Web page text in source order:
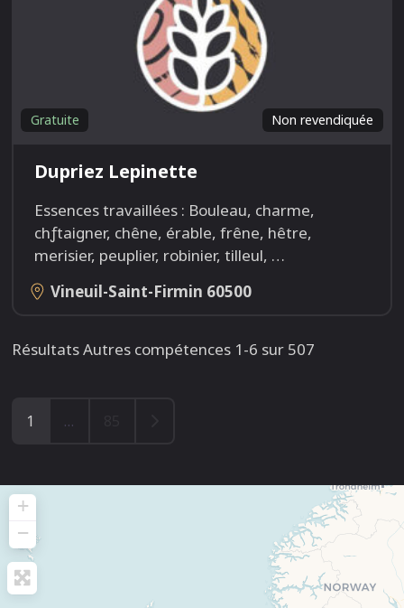
Non revendiquée
Gratuite
Dupriez Lepinette
Essences travaillées : Bouleau, charme,
chƒtaigner, chêne, érable, frêne, hêtre,
merisier, peuplier, robinier, tilleul, …
Vineuil-Saint-Firmin 60500
Résultats Autres compétences 1-6 sur 507
1 …
+
−